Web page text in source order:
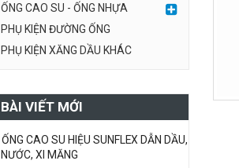
ỐNG CAO SU - ỐNG NHỰA
PHỤ KIỆN ĐƯỜNG ỐNG
PHỤ KIỆN XĂNG DẦU KHÁC
BÀI VIẾT MỚI
ỐNG CAO SU HIỆU SUNFLEX DẪN DẦU,
NƯỚC, XI MĂNG